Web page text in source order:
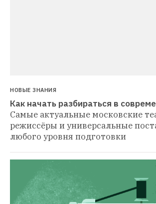
НОВЫЕ ЗНАНИЯ
Как начать разбираться в
Самые актуальные московские
режиссёры и универсальные
любого уровня подготовки